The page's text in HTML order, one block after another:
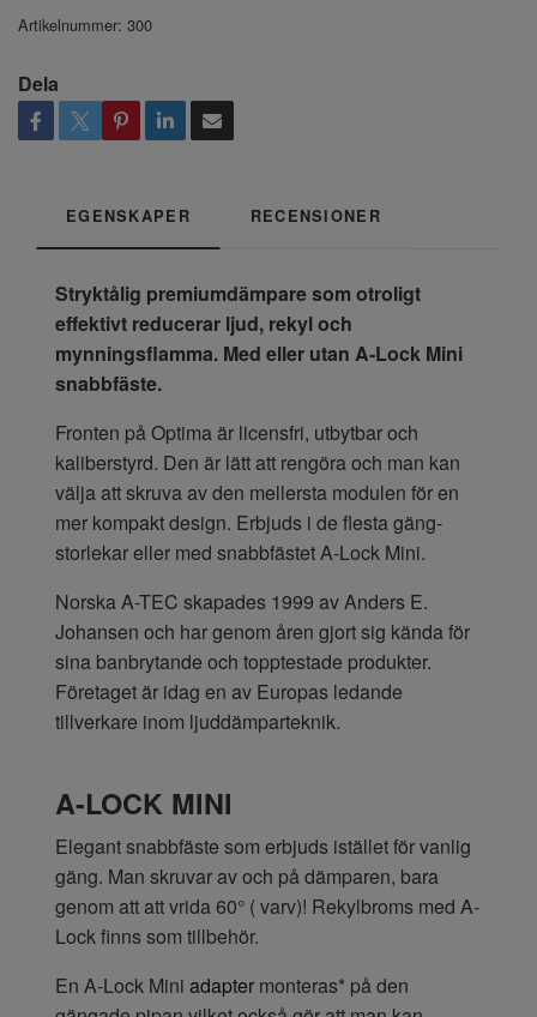
Artikelnummer: 300
Dela
EGENSKAPER RECENSIONER
Stryktålig premiumdämpare som otroligt
effektivt reducerar ljud, rekyl och
mynningsflamma. Med eller utan A-Lock Mini
snabbfäste.
Fronten på Optima är licensfri, utbytbar och
kaliberstyrd. Den är lätt att rengöra och man kan
välja att skruva av den mellersta modulen för en
mer kompakt design. Erbjuds i de flesta gäng-
storlekar eller med snabbfästet A-Lock Mini.
Norska A-TEC skapades 1999 av Anders E.
Johansen och har genom åren gjort sig kända för
sina banbrytande och topptestade produkter.
Företaget är idag en av Europas ledande
tillverkare inom ljuddämparteknik.
A-LOCK MINI
Elegant snabbfäste som erbjuds istället för vanlig
gäng. Man skruvar av och på dämparen, bara
genom att att vrida 60° ( varv)! Rekylbroms med A-
Lock finns som tillbehör.
En A-Lock Mini adapter monteras* på den